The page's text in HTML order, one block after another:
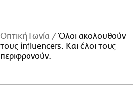
Οπτική Γωνία
Όλοι ακολουθούν
τους influencers. Και όλοι τους
περιφρονούν.